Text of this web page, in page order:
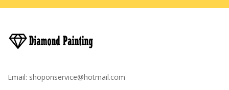
Email: shoponservice@hotmail.com